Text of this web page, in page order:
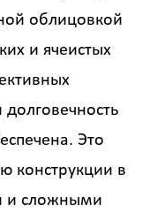
облицовкой
и ячеистых
Это
конструкции в
и сложными